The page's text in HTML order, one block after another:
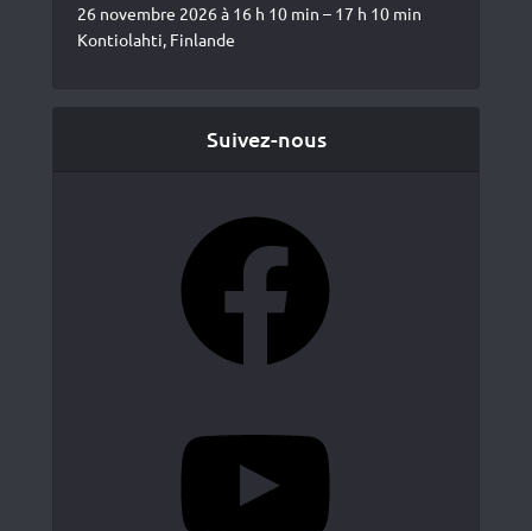
26 novembre 2026 à 16 h 10 min – 17 h 10 min
Kontiolahti, Finlande
Suivez-nous